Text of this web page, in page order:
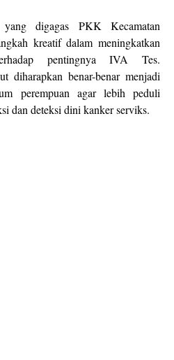
digagas PKK Kecamatan
kreatif dalam meningkatkan
pentingnya IVA Tes.
diharapkan benar-benar menjadi
perempuan agar lebih peduli
dan deteksi dini kanker serviks.